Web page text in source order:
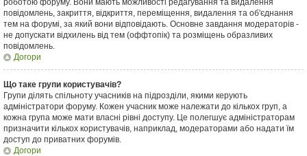
роботою форуму. Вони мають можливості редагування та видалення
повідомлень, закриття, відкриття, переміщення, видалення та об'єднання
тем на форумі, за який вони відповідають. Основне завдання модераторів -
не допускати відхилень від тем (оффтопік) та розміщень образливих
повідомлень.
Догори
Що таке групи користувачів?
Групи ділять спільноту учасників на підрозділи, якими керують
адміністратори форуму. Кожен учасник може належати до кількох груп, а
кожна група може мати власні рівні доступу. Це полегшує адміністраторам
призначити кількох користувачів, наприклад, модераторами або надати їм
доступ до приватних форумів.
Догори